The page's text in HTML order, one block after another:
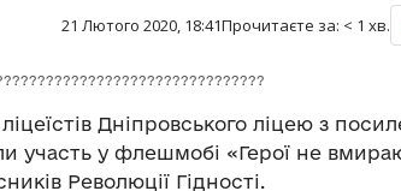
21 Лютого 2020, 18:41Прочитаєте за: < 1 хв.
Дніпровського ліцею з
участь у флешмобі «Герої не
Революції Гідності.